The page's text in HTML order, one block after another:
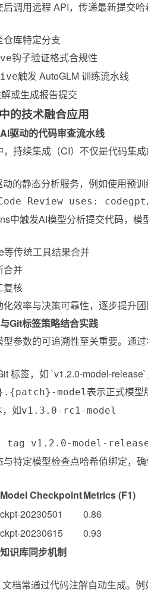
调用远程 API，传递最新提交
库特定分支
钩子验证格式合规性
触发 AutoGLM 训练流水线
或生成报告提交
的技术融合应用
驱动的代码审查流水线
持续集成（CI）不仅是代码集
的静态分析服务，例如使用预
Review uses:
中触发AI模型分析提交代码，
传统工具结果合并
合并
复核
效率与决策可靠性，逐步提升
Git标签策略结合实践
参数的可追溯性至关重要。通
标签，如 `v1.2.0-model-
model表示正式模型
如v1.3.0-rc1-model
tag v1.2.0-model-
特定模型检查点哈希值绑定，
Model CheckpointMetrics (F1)
ckpt-20230501
0.86
ckpt-20230615
0.93
识库同步机制
档常通过代码注解自动生成。